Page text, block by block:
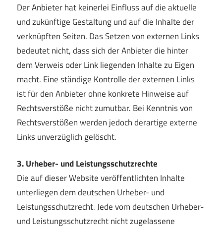
Der Anbieter hat keinerlei Einfluss auf die aktuelle
und zukünftige Gestaltung und auf die Inhalte der
verknüpften Seiten. Das Setzen von externen Links
bedeutet nicht, dass sich der Anbieter die hinter
dem Verweis oder Link liegenden Inhalte zu Eigen
macht. Eine ständige Kontrolle der externen Links
ist für den Anbieter ohne konkrete Hinweise auf
Rechtsverstöße nicht zumutbar. Bei Kenntnis von
Rechtsverstößen werden jedoch derartige externe
Links unverzüglich gelöscht.
3. Urheber- und Leistungsschutzrechte
Die auf dieser Website veröffentlichten Inhalte
unterliegen dem deutschen Urheber- und
Leistungsschutzrecht. Jede vom deutschen Urheber-
und Leistungsschutzrecht nicht zugelassene